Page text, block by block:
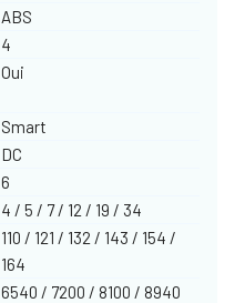
ABS
4
Oui
Smart
DC
6
4 / 5 / 7 / 12 / 19 / 34
110 / 121 / 132 / 143 / 154 /
164
6540 / 7200 / 8100 / 8940